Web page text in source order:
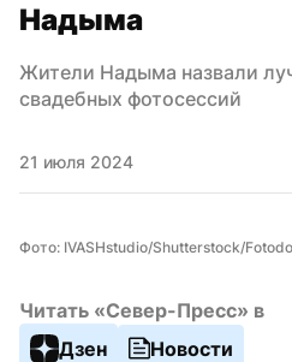
Надыма
Жители Надыма назвали
свадебных фотосессий
21 июля 2024
Фото: IVASHstudio/Shutterstock/
Читать «Север-Пресс» в
Дзен
Новости